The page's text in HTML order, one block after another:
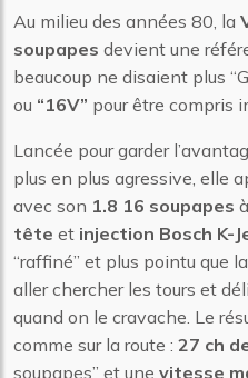
Au milieu des années 80, la
soupapes devient une
beaucoup ne disaient plus
ou “16V” pour être compris
Lancée pour garder
plus en plus agressive, elle
avec son 1.8 16 soupapes à
tête et injection Bosch K-
“raffiné” et plus pointu que
aller chercher les tours et
quand on le cravache. Le
comme sur la route : 27 ch
soupapes” et une vitesse